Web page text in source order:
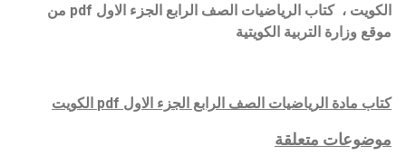
الكويت ، كتابالرياضياتالصفالرابع
الجزء الاول pdf من
موقع وزارة التربية الكويتية
كتاب مادةالرياضياتالصفالرابعالجزء الاول pdf الكويت
موضوعات متعلقة